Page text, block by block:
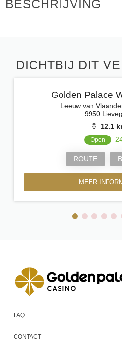
BESCHRIJVING
DICHTBIJ DIT
Golden Palace
Leeuw van
9950
12.1
Open
ROUTE
MEER
FAQ
CONTACT